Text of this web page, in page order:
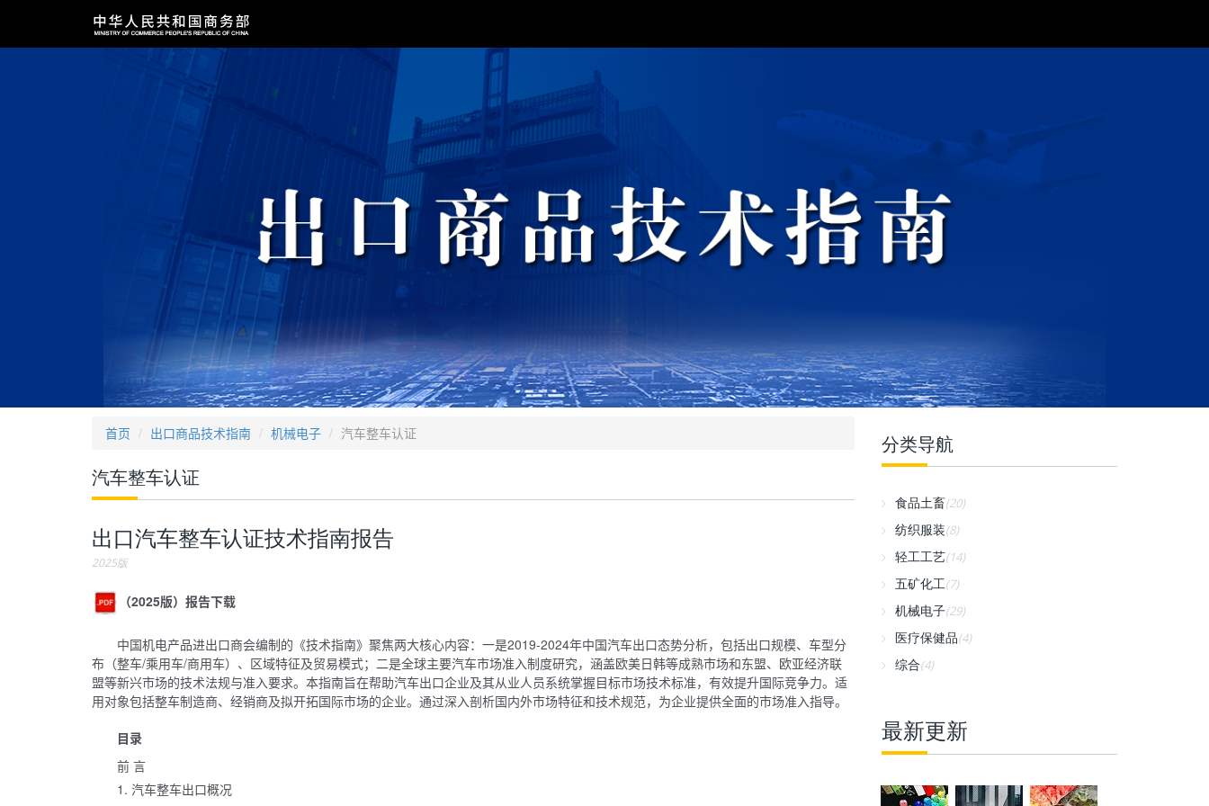
首页 出口商品技术指南 机械电子 汽车整车认证
汽车整车认证
出口汽车整车认证技术指南报告
2025版
（2025版）报告下载
中国机电产品进出口商会编制的《技术指南》聚焦两大核心内容：一是2019-2024年中国汽车出口态势分析，包括出口规模、车型分
布（整车/乘用车/商用车）、区域特征及贸易模式；二是全球主要汽车市场准入制度研究，涵盖欧美日韩等成熟市场和东盟、欧亚经济联
盟等新兴市场的技术法规与准入要求。本指南旨在帮助汽车出口企业及其从业人员系统掌握目标市场技术标准，有效提升国际竞争力。适
用对象包括整车制造商、经销商及拟开拓国际市场的企业。通过深入剖析国内外市场特征和技术规范，为企业提供全面的市场准入指导。
目录
前 言
1. 汽车整车出口概况
分类导航
食品土畜(20)
纺织服装(8)
轻工工艺(14)
五矿化工(7)
机械电子(29)
医疗保健品(4)
综合(4)
最新更新